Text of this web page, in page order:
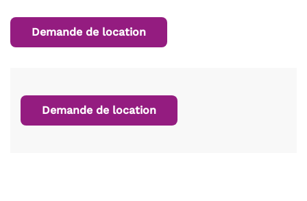
Demande de location
Demande de location